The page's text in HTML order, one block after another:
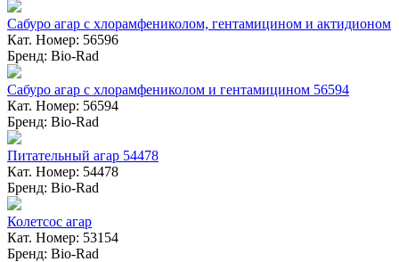
Сабуро агар с хлорамфениколом, гентамицином и актидионом
Кат. Номер: 56596
Бренд: Bio-Rad
Сабуро агар с хлорамфениколом и гентамицином 56594
Кат. Номер: 56594
Бренд: Bio-Rad
Питательный агар 54478
Кат. Номер: 54478
Бренд: Bio-Rad
Колетсос агар
Кат. Номер: 53154
Бренд: Bio-Rad